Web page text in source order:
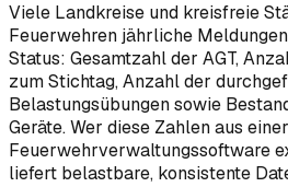
Viele Landkreise und kreisfreie
Feuerwehren jährliche
Status: Gesamtzahl der AGT,
zum Stichtag, Anzahl der
Belastungsübungen sowie
Geräte. Wer diese Zahlen aus einer
Feuerwehrverwaltungssoftware
liefert belastbare, konsistente